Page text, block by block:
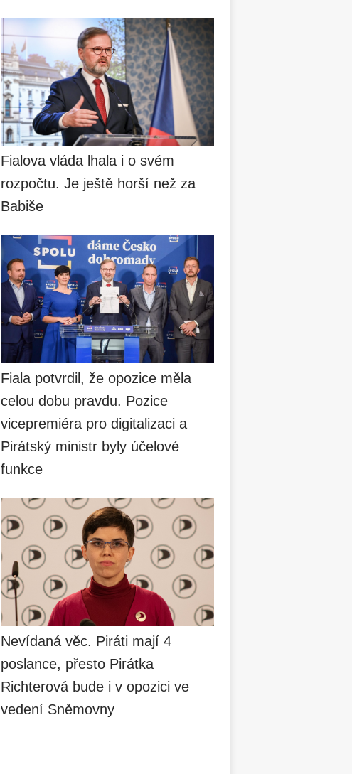
Fialova vláda lhala i o svém
rozpočtu. Je ještě horší než za
Babiše
Fiala potvrdil, že opozice měla
celou dobu pravdu. Pozice
vicepremiéra pro digitalizaci a
Pirátský ministr byly účelové
funkce
Nevídaná věc. Piráti mají 4
poslance, přesto Pirátka
Richterová bude i v opozici ve
vedení Sněmovny